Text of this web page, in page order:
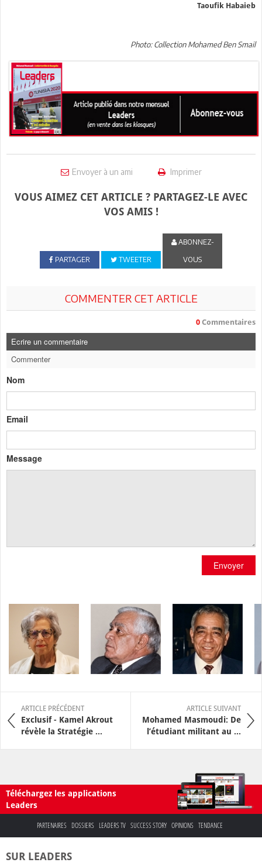
Taoufik Habaieb
Photo: Collection Mohamed Ben Smail
Envoyer à un ami Imprimer
VOUS AIMEZ CET ARTICLE ? PARTAGEZ-LE AVEC
VOS AMIS !
PARTAGER TWEETER
ABONNEZ-
VOUS
COMMENTER CET ARTICLE
0 Commentaires
Ecrire un commentaire
Commenter
Nom
Email
Message
Envoyer
ARTICLE PRÉCÉDENT
Exclusif - Kamel Akrout
révèle la Stratégie ...
ARTICLE SUIVANT
Mohamed Masmoudi: De
l’étudiant militant au ...
Téléchargez les applications
Leaders
PARTENAIRES DOSSIERS LEADERS TV SUCCESS STORY OPINIONS TENDANCE
SUR LEADERS